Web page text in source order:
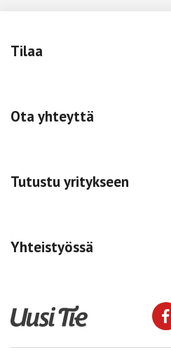
Tilaa
Ota yhteyttä
Tutustu yritykseen
Yhteistyössä